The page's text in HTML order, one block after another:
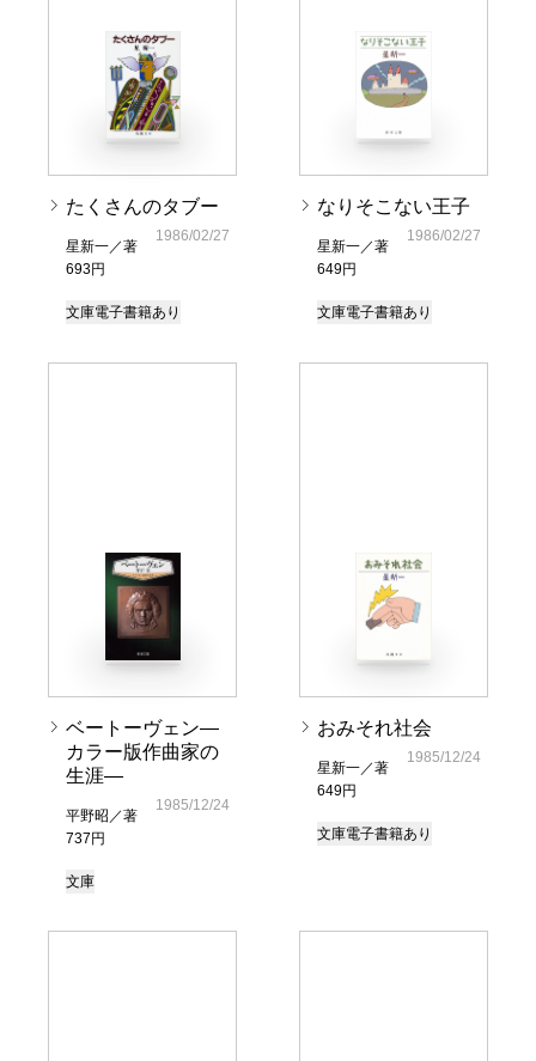
たくさんのタブー
星新一／著
693円
1986/02/27
文庫電子書籍あり
なりそこない王子
星新一／著
649円
1986/02/27
文庫電子書籍あり
ベートーヴェン―
カラー版作曲家の
生涯―
平野昭／著
737円
1985/12/24
文庫
おみそれ社会
星新一／著
649円
1985/12/24
文庫電子書籍あり